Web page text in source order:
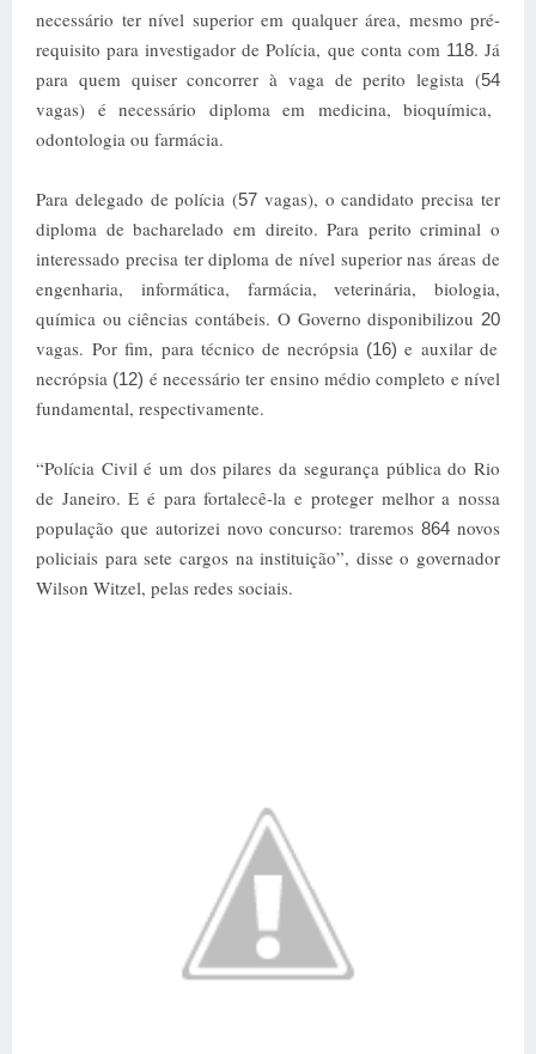
necessário ter nível superior em qualquer área, mesmo pré-
requisito para investigador de Polícia, que conta com 118. Já
para quem quiser concorrer à vaga de perito legista (54
vagas) é necessário diploma em medicina, bioquímica,
odontologia ou farmácia.
Para delegado de polícia (57 vagas), o candidato precisa ter
diploma de bacharelado em direito. Para perito criminal o
interessado precisa ter diploma de nível superior nas áreas de
engenharia, informática, farmácia, veterinária, biologia,
química ou ciências contábeis. O Governo disponibilizou 20
vagas.Por fim, para técnico de necrópsia (16) e auxilar de
necrópsia (12) é necessário ter ensino médio completo e nível
fundamental, respectivamente.
“Polícia Civil é um dos pilares da segurança pública do Rio
de Janeiro. E é para fortalecê-la e proteger melhor a nossa
população que autorizei novo concurso: traremos864 novos
policiais para sete cargos na instituição”, disse o governador
Wilson Witzel, pelas redes sociais.